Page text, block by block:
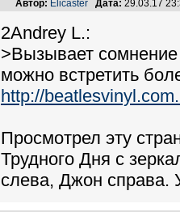
Автор: Elicaster Дата: 29.03.17
2Andrey L.:
>Вызывает
можно встретить
http://
Просмотрел эту
Трудного Дня с
слева, Джон справа.